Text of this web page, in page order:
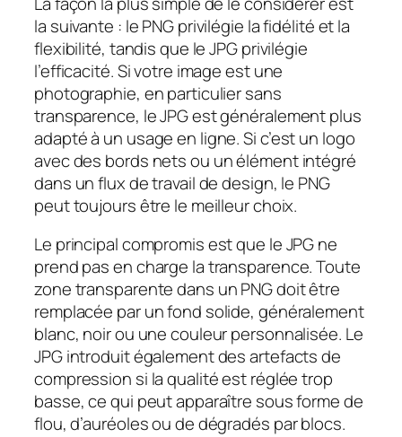
la suivante : le PNG privilégie la fidélité et la
flexibilité, tandis que le JPG privilégie
l’efficacité. Si votre image est une
photographie, en particulier sans
transparence, le JPG est généralement plus
adapté à un usage en ligne. Si c’est un logo
avec des bords nets ou un élément intégré
dans un flux de travail de design, le PNG
peut toujours être le meilleur choix.
Le principal compromis est que le JPG ne
prend pas en charge la transparence. Toute
zone transparente dans un PNG doit être
remplacée par un fond solide, généralement
blanc, noir ou une couleur personnalisée. Le
JPG introduit également des artefacts de
compression si la qualité est réglée trop
basse, ce qui peut apparaître sous forme de
flou, d’auréoles ou de dégradés par blocs.